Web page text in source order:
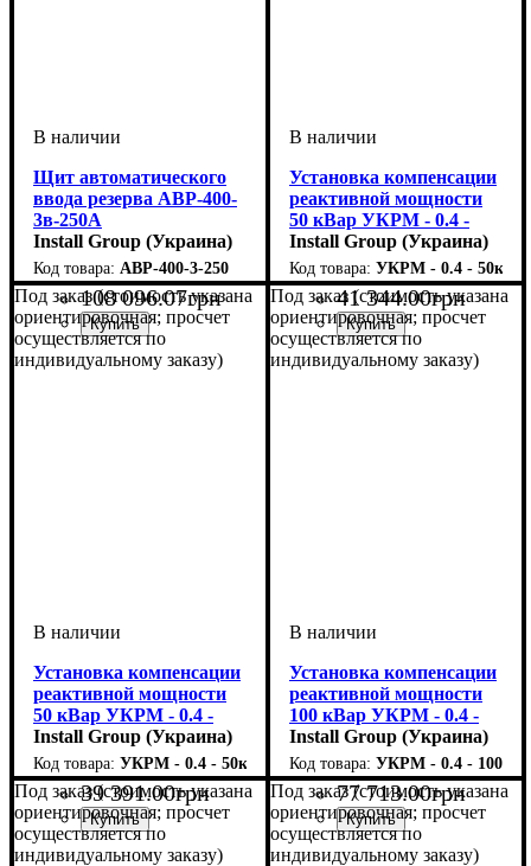
Щит автоматического
ввода резерва АВР-400-
3в-250А
Install Group (Украина)
АВР-400-3-250
108 096.07грн
Установка компенсации
реактивной мощности
50 кВар УКРМ - 0.4 -
50кВар - 5 - 5 УЗ
Install Group (Украина)
УКРМ - 0.4 -
41 344.00грн
Под заказ (стоимость указана
ориентировочная; просчет
осуществляется по
индивидуальному заказу)
Установка компенсации
реактивной мощности
50 кВар УКРМ - 0.4 -
50кВар - 3 - 10 УЗ
Install Group (Украина)
УКРМ - 0.4 - 50кВар - 3 - 10 УЗ
39 391.00грн
Под заказ (стоимость указана
ориентировочная; просчет
осуществляется по
индивидуальному заказу)
Установка компенсации
реактивной мощности
100 кВар УКРМ - 0.4 -
100кВар - 6 - 5 УЗ
Install Group (Украина)
УКРМ - 0.4 -
77 713.00грн
Под заказ (стоимость указана
ориентировочная; просчет
осуществляется по
индивидуальному заказу)
Под заказ (стоимость указана
ориентировочная; просчет
осуществляется по
индивидуальному заказу)